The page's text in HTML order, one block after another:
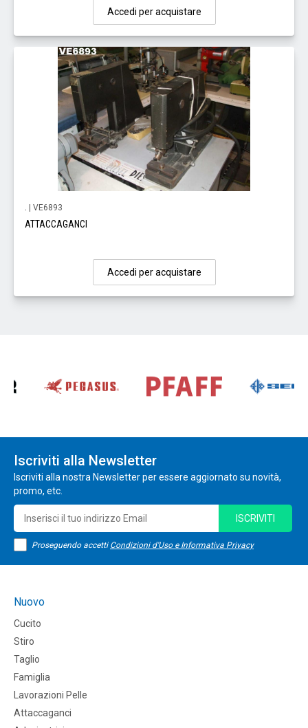
Accedi per acquistare
. | VE6893
ATTACCAGANCI
Accedi per acquistare
Iscriviti alla Newsletter
Iscriviti alla nostra Newsletter per essere aggiornato su novità,
promo, etc.
Proseguendo accetti Condizioni d'Uso e Informativa Privacy
ISCRIVITI
Nuovo
Cucito
Stiro
Taglio
Famiglia
Lavorazioni Pelle
Attaccaganci